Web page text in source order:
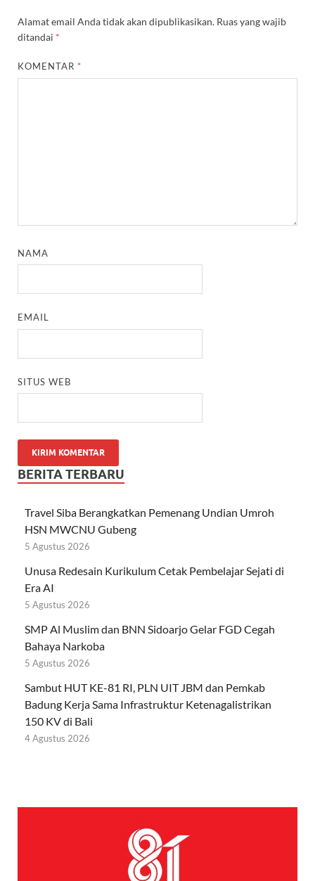
Alamat email Anda tidak akan dipublikasikan. Ruas yang wajib
ditandai *
KOMENTAR *
NAMA
EMAIL
SITUS WEB
BERITA TERBARU
Travel Siba Berangkatkan Pemenang Undian Umroh
HSN MWCNU Gubeng
5 Agustus 2026
Unusa Redesain Kurikulum Cetak Pembelajar Sejati di
Era AI
5 Agustus 2026
SMP Al Muslim dan BNN Sidoarjo Gelar FGD Cegah
Bahaya Narkoba
5 Agustus 2026
Sambut HUT KE-81 RI, PLN UIT JBM dan Pemkab
Badung Kerja Sama Infrastruktur Ketenagalistrikan
150 KV di Bali
4 Agustus 2026